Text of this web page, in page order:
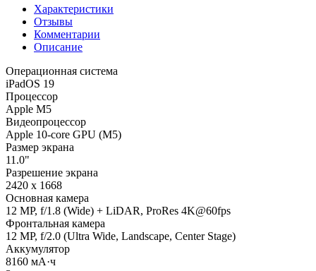
Характеристики
Отзывы
Комментарии
Описание
Операционная система
iPadOS 19
Процессор
Apple M5
Видеопроцессор
Apple 10-core GPU (M5)
Размер экрана
11.0"
Разрешение экрана
2420 x 1668
Основная камера
12 MP, f/1.8 (Wide) + LiDAR, ProRes 4K@60fps
Фронтальная камера
12 MP, f/2.0 (Ultra Wide, Landscape, Center Stage)
Аккумулятор
8160 мА·ч